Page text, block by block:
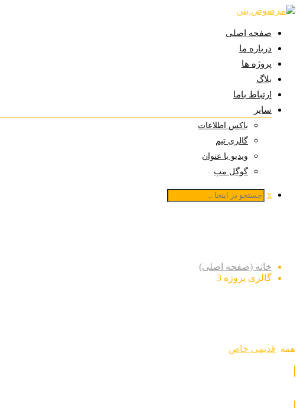
صفحه اصلی
درباره ما
پروژه ها
بلاگ
ارتباط باما
سایر
باکس اطلاعات
گالری تیم
ویدیو با عنوان
گوگل مپ
x
خانه (صفحه اصلی)
گالری پروژه 3
قدیمی خاص